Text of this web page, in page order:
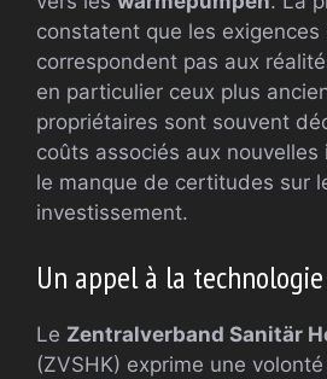
constatent que les exigences
correspondent pas aux
en particulier ceux plus
propriétaires sont souvent
coûts associés aux
le manque de certitudes sur
investissement.
Un appel à la
Le Zentralverband Sanitär
(ZVSHK) exprime une